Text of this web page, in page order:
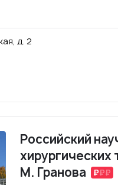
д. 2
Российский
хирургических
М. Гранова